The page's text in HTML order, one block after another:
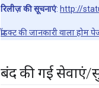
रिलीज़ की सूचनाएं: http://
प्रॉडक्ट की जानकारी वाला होम
बंद की गई सेवाएं/